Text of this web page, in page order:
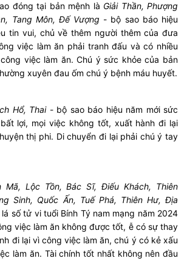
đóng tại bản mệnh là Giải Thần, Phượng
Tang Môn, Đế Vượng - bộ sao báo hiệu
tin vui, chủ về thêm người thêm của đưa
việc làm ăn phải tranh đấu và có nhiều
việc làm ăn. Chú ý sức khỏe của bản
xuyên đau ốm chú ý bệnh máu huyết.
Hổ, Thai - bộ sao báo hiệu năm mới sức
lợi, mọi việc không tốt, xuất hành đi lại
thị phi. Di chuyển đi lại phải chú ý tay
Mã, Lộc Tồn, Bác Sĩ, Điếu Khách, Thiên
Sinh, Quốc Ấn, Tuế Phá, Thiên Hư, Địa
lá số tử vi tuổi Bính Tý nam mạng năm 2024
việc làm ăn không được tốt, ễ có sự thay
đi lại vì công việc làm ăn, chú ý có kẻ xấu
làm ăn. Tài chính tốt nhất không nên đầu